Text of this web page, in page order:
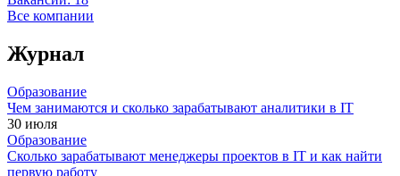
Все компании
Журнал
Образование
Чем занимаются и сколько зарабатывают аналитики в IT
30 июля
Образование
Сколько зарабатывают менеджеры проектов в IT и как найти
первую работу